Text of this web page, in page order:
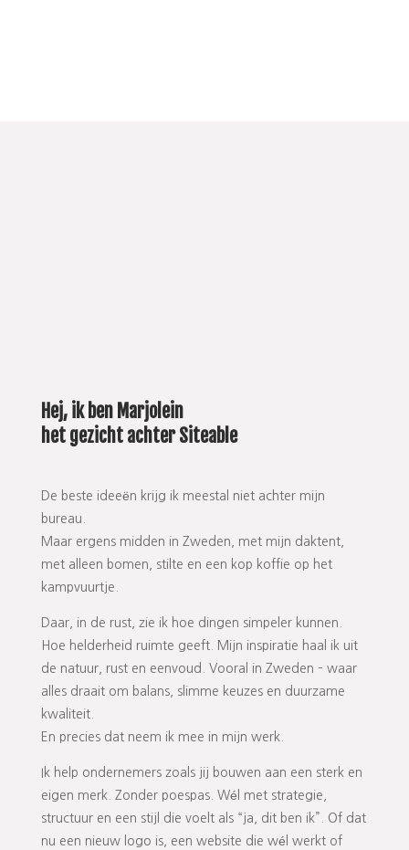
Hej, ik ben Marjolein
het gezicht achter Siteable
De beste ideeën krijg ik meestal niet achter mijn
bureau.
Maar ergens midden in Zweden, met mijn daktent,
met alleen bomen, stilte en een kop koffie op het
kampvuurtje.
Daar, in de rust, zie ik hoe dingen simpeler kunnen.
Hoe helderheid ruimte geeft. Mijn inspiratie haal ik uit
de natuur, rust en eenvoud. Vooral in Zweden – waar
alles draait om balans, slimme keuzes en duurzame
kwaliteit.
En precies dat neem ik mee in mijn werk.
Ik help ondernemers zoals jij bouwen aan een sterk en
eigen merk. Zonder poespas. Wél met strategie,
structuur en een stijl die voelt als “ja, dit ben ik”. Of dat
nu een nieuw logo is, een website die wél werkt of